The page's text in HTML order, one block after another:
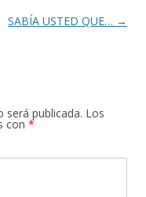
SABÍA USTED QUE… →
será publicada. Los
con *